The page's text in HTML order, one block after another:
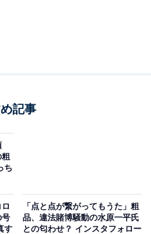
記事
ち
号
す
「点と点が繋がってもうた」粗
品、違法賭博騒動の水原一平氏
との匂わせ？ インスタフォロー